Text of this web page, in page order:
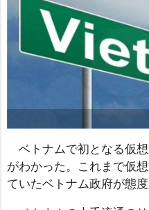
ベトナムで初となる仮
がわかった。これまで仮
ていたベトナム政府が態